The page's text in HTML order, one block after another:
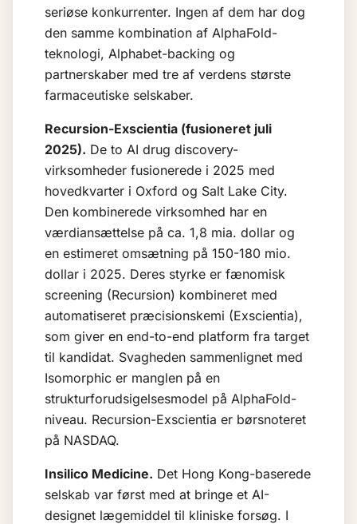
seriøse konkurrenter. Ingen af dem har dog
den samme kombination af AlphaFold-
teknologi, Alphabet-backing og
partnerskaber med tre af verdens største
farmaceutiske selskaber.
Recursion-Exscientia (fusioneret juli
2025). De to AI drug discovery-
virksomheder fusionerede i 2025 med
hovedkvarter i Oxford og Salt Lake City.
Den kombinerede virksomhed har en
værdiansættelse på ca. 1,8 mia. dollar og
en estimeret omsætning på 150-180 mio.
dollar i 2025. Deres styrke er fænomisk
screening (Recursion) kombineret med
automatiseret præcisionskemi (Exscientia),
som giver en end-to-end platform fra target
til kandidat. Svagheden sammenlignet med
Isomorphic er manglen på en
strukturforudsigelsesmodel på AlphaFold-
niveau. Recursion-Exscientia er børsnoteret
på NASDAQ.
Insilico Medicine. Det Hong Kong-baserede
selskab var først med at bringe et AI-
designet lægemiddel til kliniske forsøg. I